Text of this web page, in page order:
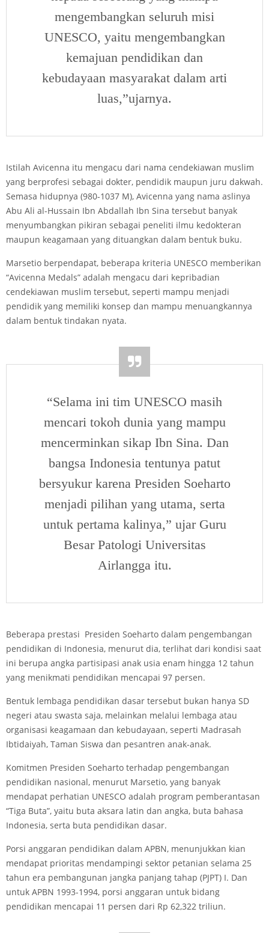
mengembangkan seluruh misi
UNESCO, yaitu mengembangkan
kemajuan pendidikan dan
kebudayaan masyarakat dalam arti
luas,”ujarnya.
Istilah Avicenna itu mengacu dari nama cendekiawan muslim
yang berprofesi sebagai dokter, pendidik maupun juru dakwah.
Semasa hidupnya (980-1037 M), Avicenna yang nama aslinya
Abu Ali al-Hussain Ibn Abdallah Ibn Sina tersebut banyak
menyumbangkan pikiran sebagai peneliti ilmu kedokteran
maupun keagamaan yang dituangkan dalam bentuk buku.
Marsetio berpendapat, beberapa kriteria UNESCO memberikan
“Avicenna Medals” adalah mengacu dari kepribadian
cendekiawan muslim tersebut, seperti mampu menjadi
pendidik yang memiliki konsep dan mampu menuangkannya
dalam bentuk tindakan nyata.
“Selama ini tim UNESCO masih
mencari tokoh dunia yang mampu
mencerminkan sikap Ibn Sina. Dan
bangsa Indonesia tentunya patut
bersyukur karena Presiden Soeharto
menjadi pilihan yang utama, serta
untuk pertama kalinya,” ujar Guru
Besar Patologi Universitas
Airlangga itu.
Beberapa prestasi Presiden Soeharto dalam pengembangan
pendidikan di Indonesia, menurut dia, terlihat dari kondisi saat
ini berupa angka partisipasi anak usia enam hingga 12 tahun
yang menikmati pendidikan mencapai 97 persen.
Bentuk lembaga pendidikan dasar tersebut bukan hanya SD
negeri atau swasta saja, melainkan melalui lembaga atau
organisasi keagamaan dan kebudayaan, seperti Madrasah
Ibtidaiyah, Taman Siswa dan pesantren anak-anak.
Komitmen Presiden Soeharto terhadap pengembangan
pendidikan nasional, menurut Marsetio, yang banyak
mendapat perhatian UNESCO adalah program pemberantasan
“Tiga Buta”, yaitu buta aksara latin dan angka, buta bahasa
Indonesia, serta buta pendidikan dasar.
Porsi anggaran pendidikan dalam APBN, menunjukkan kian
mendapat prioritas mendampingi sektor petanian selama 25
tahun era pembangunan jangka panjang tahap (PJPT) I. Dan
untuk APBN 1993-1994, porsi anggaran untuk bidang
pendidikan mencapai 11 persen dari Rp 62,322 triliun.